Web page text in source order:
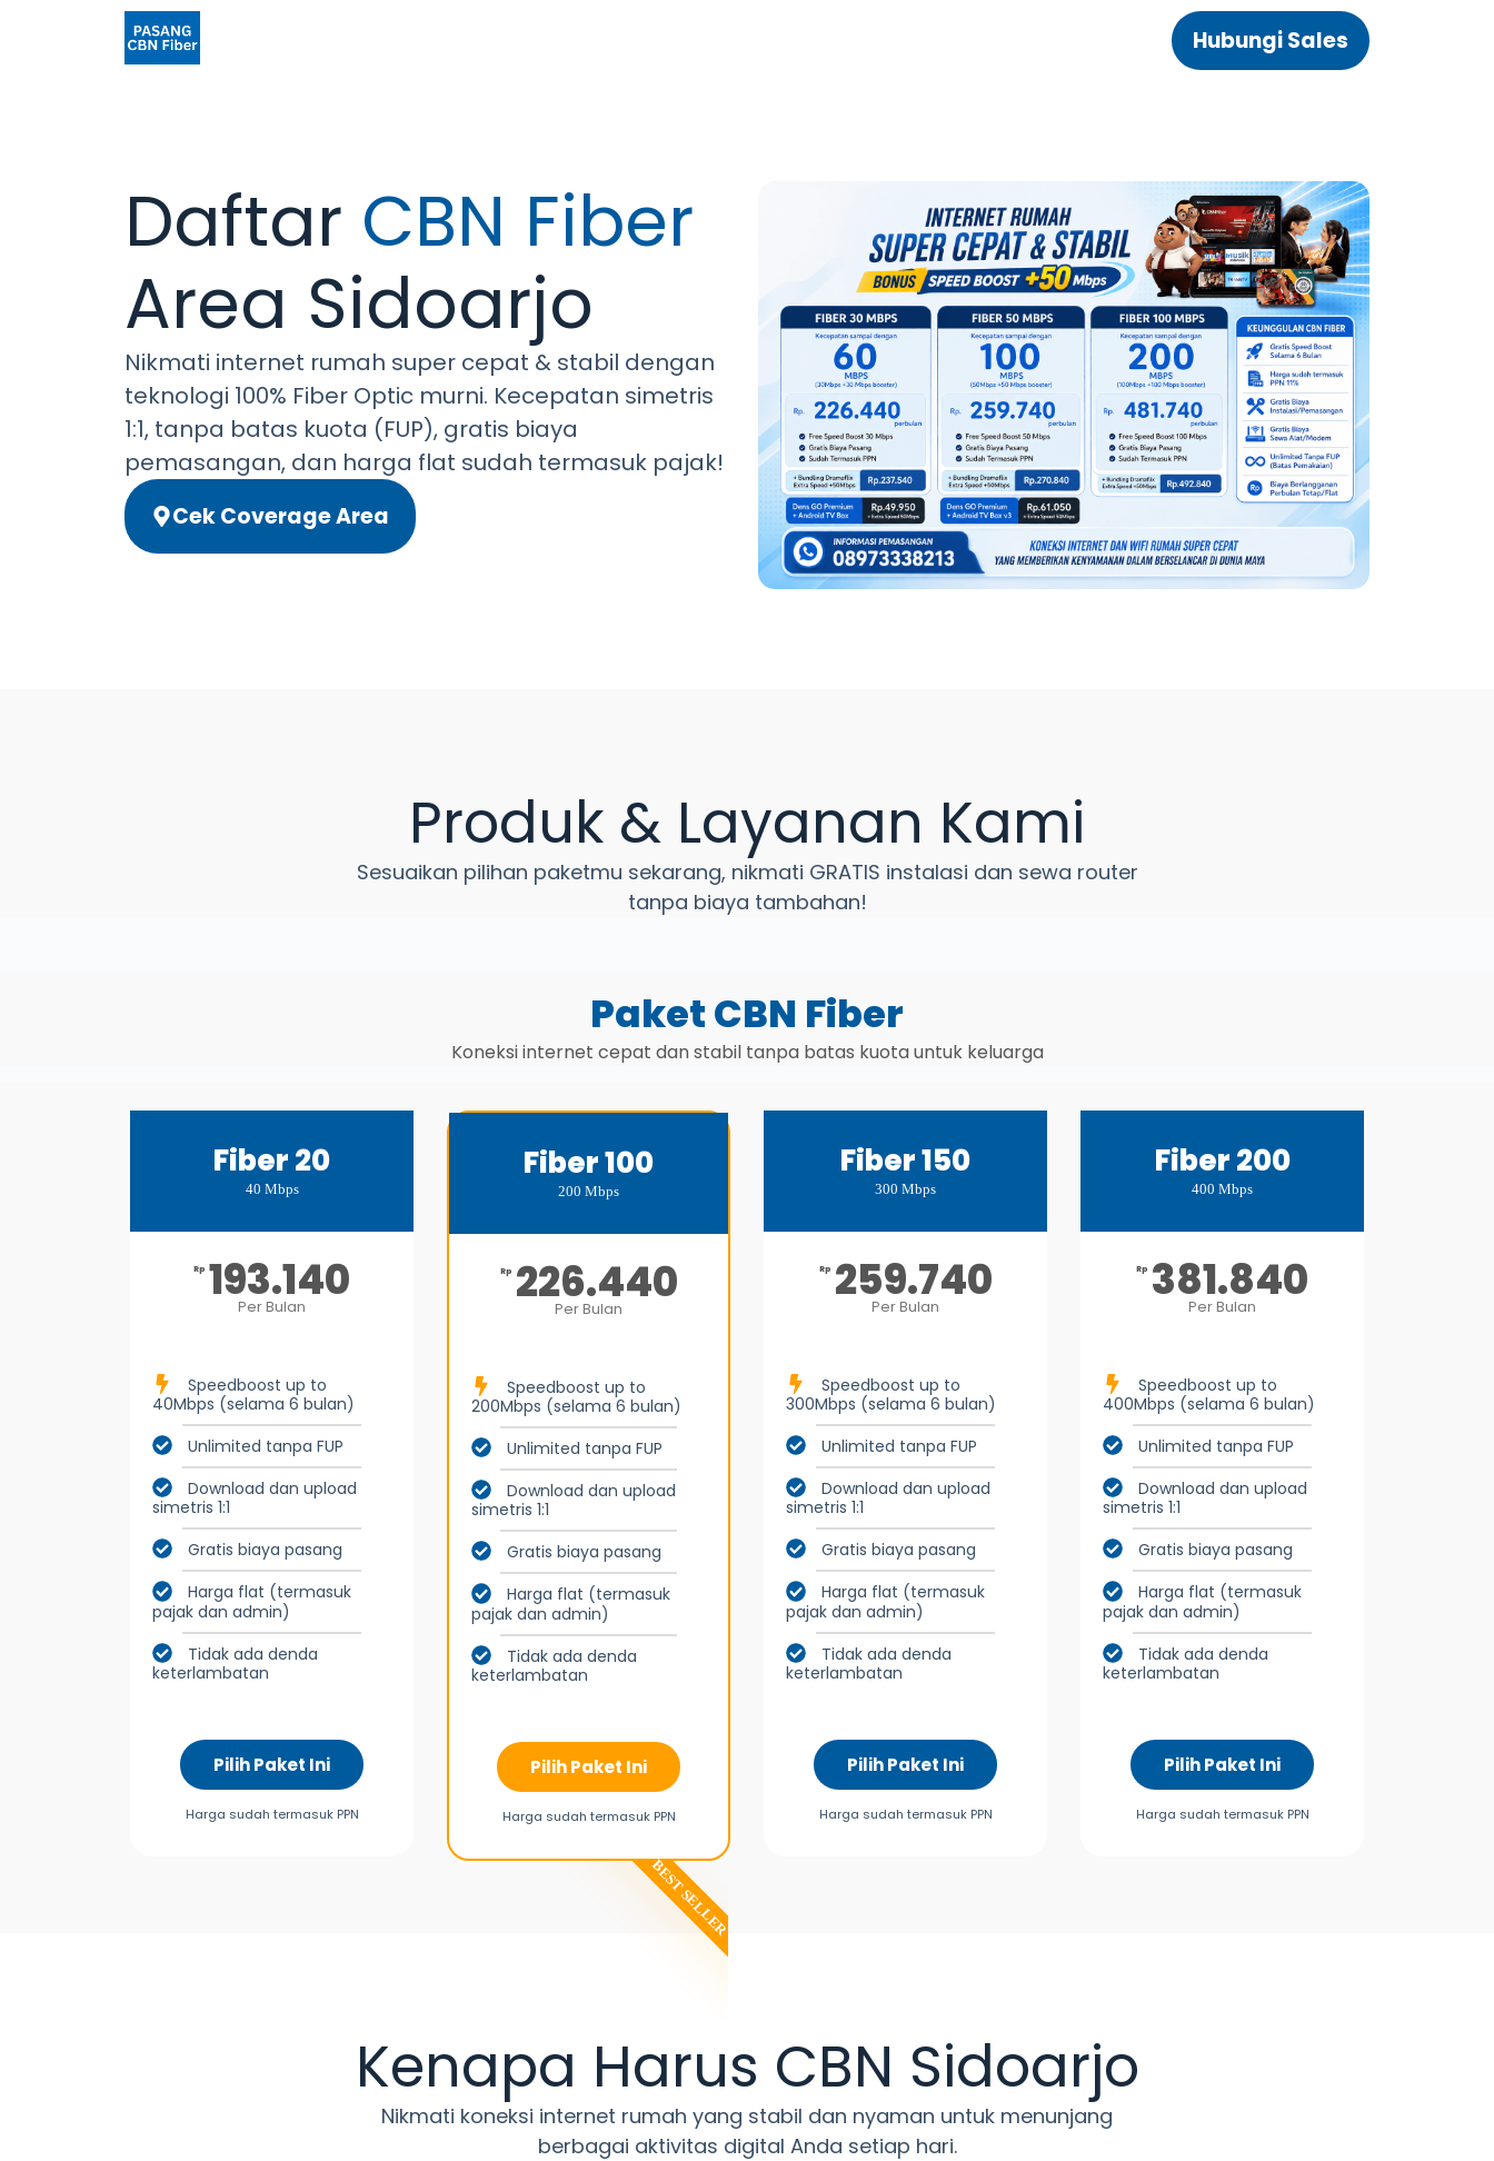
Hubungi Sales
Daftar CBN Fiber
Area Sidoarjo
Nikmati internet rumah super cepat & stabil dengan
teknologi 100% Fiber Optic murni. Kecepatan simetris
1:1, tanpa batas kuota (FUP), gratis biaya
pemasangan, dan harga flat sudah termasuk pajak!
Cek Coverage Area
Produk & Layanan Kami
Sesuaikan pilihan paketmu sekarang, nikmati GRATIS instalasi dan sewa router
tanpa biaya tambahan!
Paket CBN Fiber
Koneksi internet cepat dan stabil tanpa batas kuota untuk keluarga
Fiber 20
40 Mbps
Rp 193.140
Per Bulan
Speedboost up to
40Mbps (selama 6 bulan)
Unlimited tanpa FUP
Download dan upload
simetris 1:1
Gratis biaya pasang
Harga flat (termasuk
pajak dan admin)
Tidak ada denda
keterlambatan
Pilih Paket Ini
Harga sudah termasuk PPN
Fiber 100
200 Mbps
Rp 226.440
Per Bulan
Speedboost up to
200Mbps (selama 6 bulan)
Unlimited tanpa FUP
Download dan upload
simetris 1:1
Gratis biaya pasang
Harga flat (termasuk
pajak dan admin)
Tidak ada denda
keterlambatan
Pilih Paket Ini
Harga sudah termasuk PPN
BEST SELLER
Fiber 150
300 Mbps
Rp 259.740
Per Bulan
Speedboost up to
300Mbps (selama 6 bulan)
Unlimited tanpa FUP
Download dan upload
simetris 1:1
Gratis biaya pasang
Harga flat (termasuk
pajak dan admin)
Tidak ada denda
keterlambatan
Pilih Paket Ini
Harga sudah termasuk PPN
Fiber 200
400 Mbps
Rp 381.840
Per Bulan
Speedboost up to
400Mbps (selama 6 bulan)
Unlimited tanpa FUP
Download dan upload
simetris 1:1
Gratis biaya pasang
Harga flat (termasuk
pajak dan admin)
Tidak ada denda
keterlambatan
Pilih Paket Ini
Harga sudah termasuk PPN
Kenapa Harus CBN Sidoarjo
Nikmati koneksi internet rumah yang stabil dan nyaman untuk menunjang
berbagai aktivitas digital Anda setiap hari.